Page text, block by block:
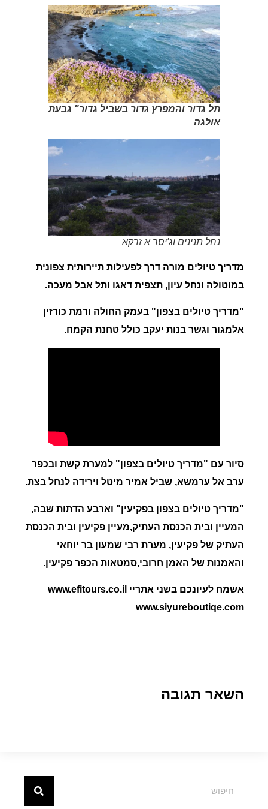
תל גדור והמפרץ גדור בשביל גדור" גבעת
אולגה
נחל תנינים וג'יסר א זרקא
מדריך טיולים מורה דרך לפעילות תיירותית צפונית
במוטולה ונחל עיון, תצפית דאגו ותל אבל מעכה.
"מדריך טיולים בצפון" בעמק החולה ורמת כורזין
אלמגור וגשר בנות יעקב כולל טחנת הקמח.
סיור עם "מדריך טיולים בצפון" למערת קשת ובכפר
ערב אל ערמשא, שביל אמיר מיטל וירידה לנחל בצת.
"מדריך טיולים בצפון בפקיעין" וארבע הדתות שבה,
המעיין ובית הכנסת העתיק,מעיין פקיעין ובית הכנסת
העתיק של פקיעין, מערת רבי שמעון בר יוחאי
והאמנות של האמן חרובי,סמטאות הכפר פקיעין.
אשמח לעיונכם בשני אתריי www.efitours.co.il
www.siyureboutiqe.com
השאר תגובה